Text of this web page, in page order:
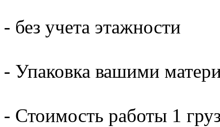
- без учета этажности
- Упаковка вашими
- Стоимость работы 1